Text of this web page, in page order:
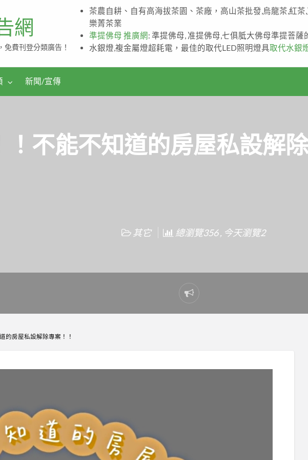
網
費刊登分類廣告！
茶農自耕、自有高海拔茶園、茶廠，高山茶批發,烏龍茶,紅茶
樂菁茶業
準提佛母 推廣網: 準提佛母, 准提佛母,七俱胝大佛母準提菩薩
水銀燈,複金屬燈超耗電，最佳的取代LED照明燈具取代水銀
新聞/宣傳
！不能不知道的房屋私設解
其它 總瀏覽356 , 今天瀏覽2
Report
problem
的房屋私設解除專案！！